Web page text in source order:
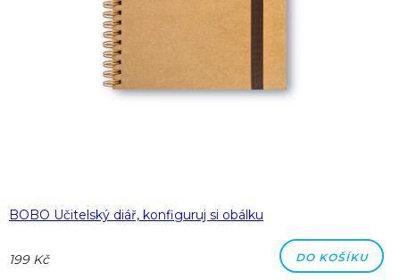
BOBO Učitelský diář, konfiguruj si obálku
199 Kč DO KOŠÍKU